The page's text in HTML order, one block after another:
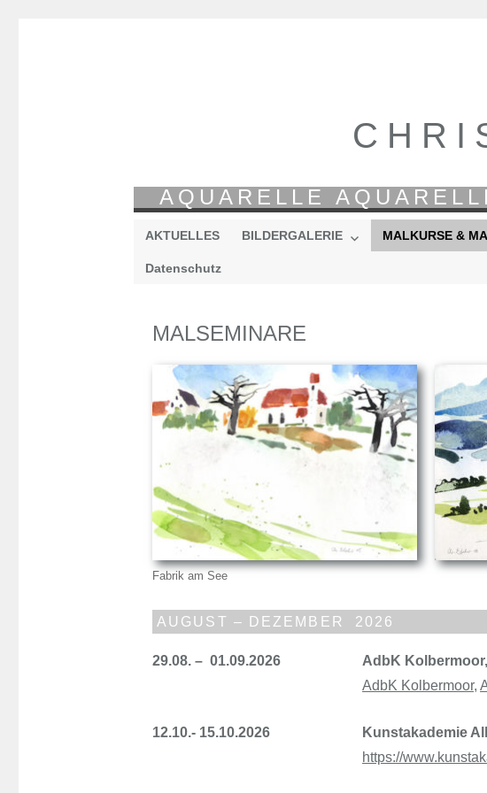
AQUARELLE
AKTUELLES BILDERGALERIE MALKURSE &
Datenschutz
MALSEMINARE
Fabrik am See
AUGUST – DEZEMBER 2026
29.08. – 01.09.2026
AdbK
AdbK Kolbermoor,
12.10.- 15.10.2026
Kunstakademie
https://